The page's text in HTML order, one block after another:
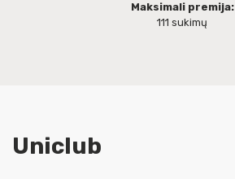
Maksimali premija:
111 sukimų
Uniclub